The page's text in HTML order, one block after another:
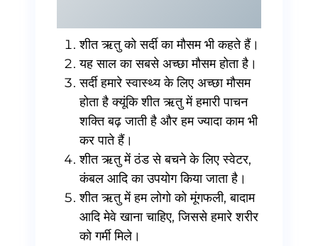
शीत ऋतु को सर्दी का मौसम भी कहते हैं।
यह साल का सबसे अच्छा मौसम होता है।
सर्दी हमारे स्वास्थ्य के लिए अच्छा मौसम
होता है क्यूंकि शीत ऋतु में हमारी पाचन
शक्ति बढ़ जाती है और हम ज्यादा काम भी
कर पाते हैं।
शीत ऋतु में ठंड से बचने के लिए स्वेटर,
कंबल आदि का उपयोग किया जाता है।
शीत ऋतु में हम लोगो को मूंगफली, बादाम
आदि मेवे खाना चाहिए, जिससे हमारे शरीर
को गर्मी मिले।